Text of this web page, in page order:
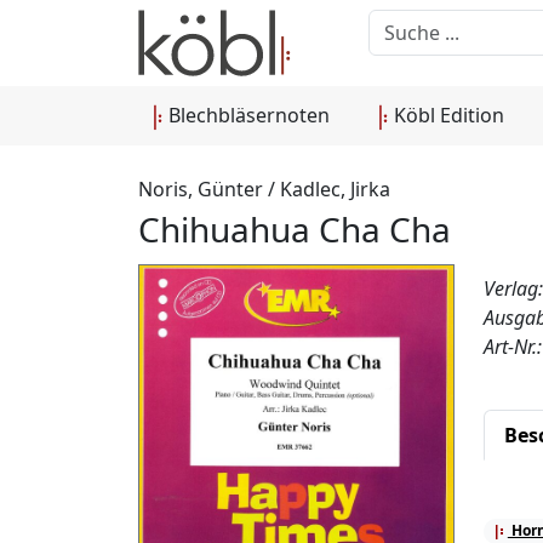
Blechbläsernoten Köbl Edition
Noris, Günter / Kadlec, Jirka
Chihuahua Cha Cha
Art-